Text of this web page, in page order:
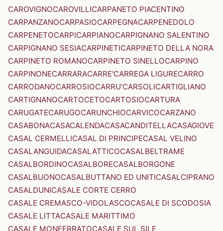
CAROVIGNOCAROVILLICARPANETO PIACENTINO
CARPANZANOCARPASIOCARPEGNACARPENEDOLO
CARPENETOCARPICARPIANOCARPIGNANO SALENTINO
CARPIGNANO SESIACARPINETICARPINETO DELLA NORA
CARPINETO ROMANOCARPINETO SINELLOCARPINO
CARPINONECARRARACARRE'CARREGA LIGURECARRO
CARRODANOCARROSIOCARRU'CARSOLICARTIGLIANO
CARTIGNANOCARTOCETOCARTOSIOCARTURA
CARUGATECARUGOCARUNCHIOCARVICOCARZANO
CASABONACASACALENDACASACANDITELLACASAGIOVE
CASAL CERMELLICASAL DI PRINCIPECASAL VELINO
CASALANGUIDACASALATTICOCASALBELTRAME
CASALBORDINOCASALBORECASALBORGONE
CASALBUONOCASALBUTTANO ED UNITICASALCIPRANO
CASALDUNICASALE CORTE CERRO
CASALE CREMASCO-VIDOLASCOCASALE DI SCODOSIA
CASALE LITTACASALE MARITTIMO
CASALE MONFERRATOCASALE SUL SILE